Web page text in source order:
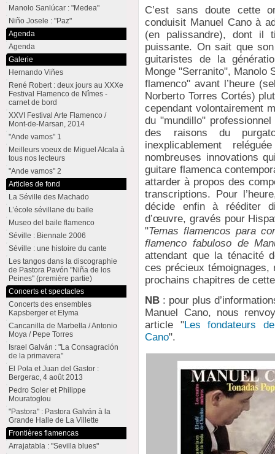
C’est sans doute cette
conduisit Manuel Cano à
(en palissandre), dont il
puissante. On sait que
guitaristes de la
Monge "Serranito", Manolo
flamenco" avant l’heure
Norberto Torres Cortés)
cependant volontairement
du "mundillo" professionnel
des raisons du
inexplicablement
nombreuses innovations
guitare flamenca
attarder à propos des
transcriptions. Pour
décide enfin à rééditer
d’œuvre, gravés pour
"Temas flamencos para
flamenco fabuloso de
attendant que la ténacité
ces précieux
prochains chapitres de
NB : pour plus
Manuel Cano, nous
article "Les fondateurs
Cano".
Manolo Sanlúcar : "Medea"
Niño Josele : "Paz"
Agenda
Agenda
Galerie
Hernando Viñes
René Robert : deux jours au XXXe
Festival Flamenco de Nîmes -
carnet de bord
XXVI Festival Arte Flamenco /
Mont-de-Marsan, 2014
"Ande vamos" 1
Meilleurs voeux de Miguel Alcala à
tous nos lecteurs
"Ande vamos" 2
Articles de fond
La Séville des Machado
L’école sévillane du baile
Museo del baile flamenco
Séville : Biennale 2006
Séville : une histoire du cante
Les tangos dans la discographie
de Pastora Pavón "Niña de los
Peines" (première partie)
Concerts et spectacles
Concerts des ensembles
Kapsberger et Elyma
Cancanilla de Marbella / Antonio
Moya / Pepe Torres
Israel Galván : "La Consagración
de la primavera"
El Pola et Juan del Gastor :
Bergerac, 4 août 2013
Pedro Soler et Philippe
Mouratoglou
"Pastora" : Pastora Galván à la
Grande Halle de La Villette
Frontières flamencas
Arrajatabla : "Sevilla blues"